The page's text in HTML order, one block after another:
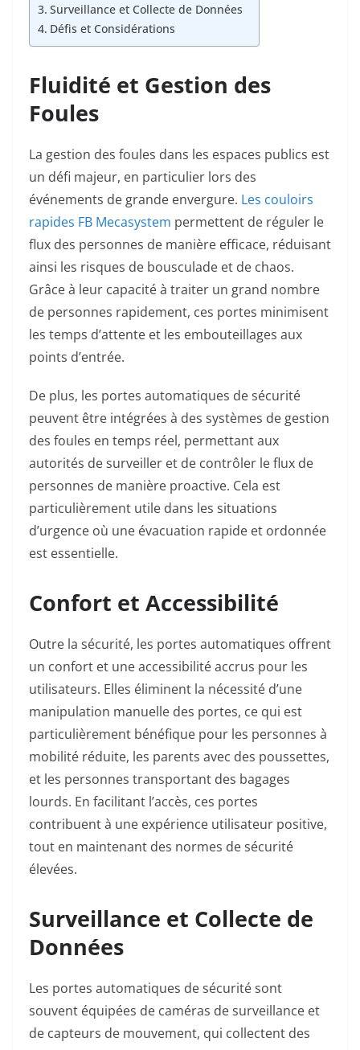
Surveillance et Collecte de Données
Défis et Considérations
Fluidité et Gestion des
Foules
La gestion des foules dans les espaces publics est
un défi majeur, en particulier lors des
événements de grande envergure. Les couloirs
rapides FB Mecasystem permettent de réguler le
flux des personnes de manière efficace, réduisant
ainsi les risques de bousculade et de chaos.
Grâce à leur capacité à traiter un grand nombre
de personnes rapidement, ces portes minimisent
les temps d’attente et les embouteillages aux
points d’entrée.
De plus, les portes automatiques de sécurité
peuvent être intégrées à des systèmes de gestion
des foules en temps réel, permettant aux
autorités de surveiller et de contrôler le flux de
personnes de manière proactive. Cela est
particulièrement utile dans les situations
d’urgence où une évacuation rapide et ordonnée
est essentielle.
Confort et Accessibilité
Outre la sécurité, les portes automatiques offrent
un confort et une accessibilité accrus pour les
utilisateurs. Elles éliminent la nécessité d’une
manipulation manuelle des portes, ce qui est
particulièrement bénéfique pour les personnes à
mobilité réduite, les parents avec des poussettes,
et les personnes transportant des bagages
lourds. En facilitant l’accès, ces portes
contribuent à une expérience utilisateur positive,
tout en maintenant des normes de sécurité
élevées.
Surveillance et Collecte de
Données
Les portes automatiques de sécurité sont
souvent équipées de caméras de surveillance et
de capteurs de mouvement, qui collectent des